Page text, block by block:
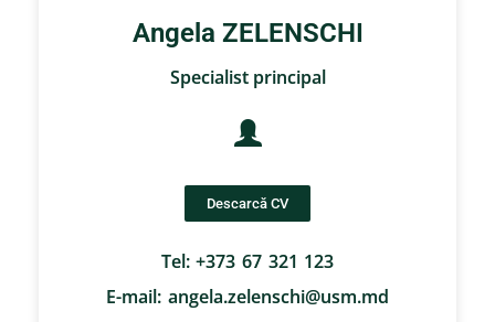
Angela ZELENSCHI
Specialist principal
Descarcă CV
Tel: +373 67 321 123
E-mail: angela.zelenschi@usm.md